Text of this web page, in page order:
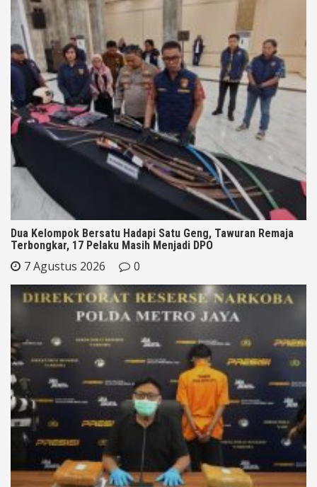
Dua Kelompok Bersatu Hadapi Satu Geng, Tawuran Remaja
Terbongkar, 17 Pelaku Masih Menjadi DPO
7 Agustus 2026 0